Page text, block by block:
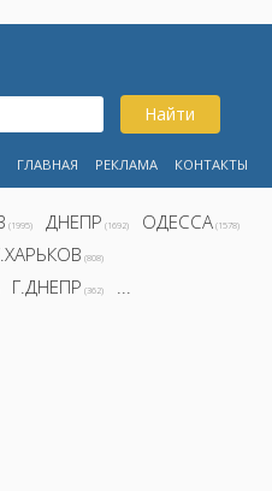
Найти
ГЛАВНАЯ РЕКЛАМА КОНТАКТЫ
(1995) ДНЕПР (1692) ОДЕССА (1578)
(808)
Г.ДНЕПР (362) ...